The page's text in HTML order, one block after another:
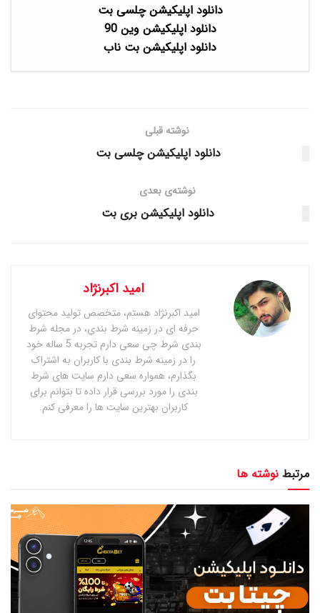
دانلود اپلیکیشن چلسی بت
دانلود اپلیکیشن وین 90
دانلود اپلیکیشن بت ناب
نوشته قبلی
دانلود اپلیکیشن چلسی بت
نوشته‌ی بعدی
دانلود اپلیکیشن بری بت
امید اکبرنژاد
امید اکبرنژاد هستم، متخصص تولید محتوای
حرفه ای در زمینه شرط بندی، در مجله شرط
بندی شرط چی سعی دارم تجربه 5 ساله خود
را در زمینه شرط بندی با کاربران به اشتراک
بگذارم، همواره سعی دارم سایت های شرط
بندی را مورد بررسی قرار داده تا بتوانم برای
کاربران بهترین سایت ها را معرفی کنم.
مرتبط نوشته ها